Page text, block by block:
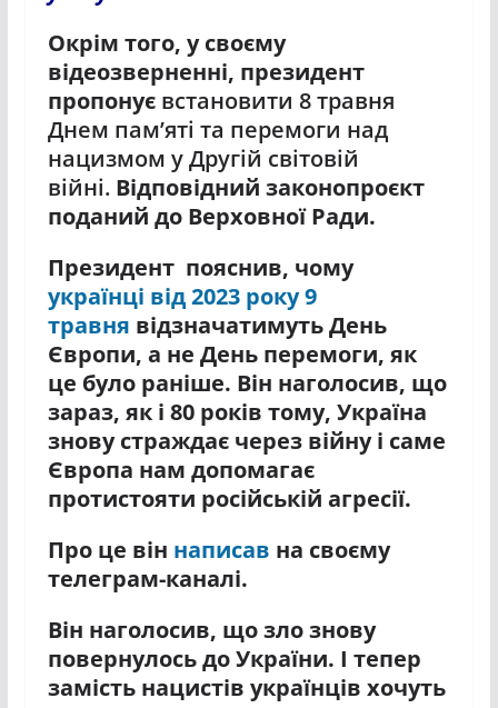
Окрім того, у своєму
відеозверненні, президент
пропонуєвстановити 8 травня
Днем памʼяті та перемоги над
нацизмом у Другій світовій
війні.Відповідний законопроєкт
поданий до Верховної Ради.
Президент пояснив, чому
українці від 2023 року 9
травня відзначатимуть День
Європи, а не День перемоги, як
це було раніше. Він наголосив, що
зараз, як і 80 років тому, Україна
знову страждає через війну і саме
Європа нам допомагає
протистояти російській агресії.
Про це він написав на своєму
телеграм-каналі.
Він наголосив, що зло знову
повернулось до України. І тепер
замість нацистів українців хочуть